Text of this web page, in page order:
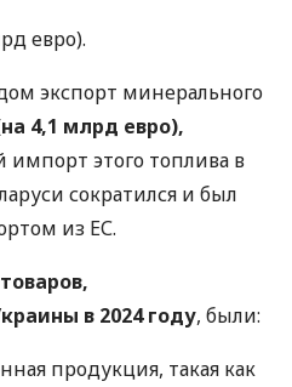
евро).
экспорт минерального
4,1 млрд евро),
этого топлива в
сократился и был
из ЕС.
в 2024 году, были:
продукция, такая как